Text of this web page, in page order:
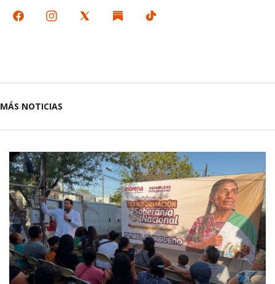
MÁS NOTICIAS